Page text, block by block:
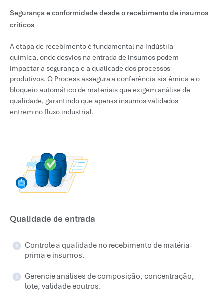
Segurança e conformidade desde o recebimento de insumos
críticos
A etapa de recebimento é fundamental na indústria
química, onde desvios na entrada de insumos podem
impactar a segurança e a qualidade dos processos
produtivos. O Process assegura a conferência sistêmica e o
bloqueio automático de materiais que exigem análise de
qualidade, garantindo que apenas insumos validados
entrem no fluxo industrial.
Qualidade de entrada
Controle a qualidade no recebimento de matéria-
prima e insumos.
Gerencie análises de composição, concentração,
lote, validade eoutros.